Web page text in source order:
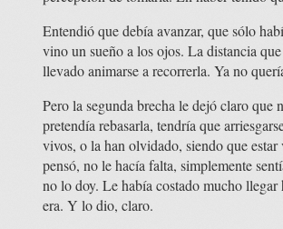
Entendió que debía avanzar, que sólo
vino un sueño a los ojos. La distancia
llevado animarse a recorrerla. Ya no
Pero la segunda brecha le dejó claro que
pretendía rebasarla, tendría que
vivos, o la han olvidado, siendo que
pensó, no le hacía falta, simplemente
no lo doy. Le había costado mucho llegar
era. Y lo dio, claro.